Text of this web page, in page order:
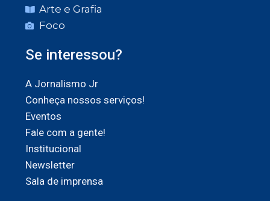
Arte e Grafia
Foco
Se interessou?
A Jornalismo Jr
Conheça nossos serviços!
Eventos
Fale com a gente!
Institucional
Newsletter
Sala de imprensa